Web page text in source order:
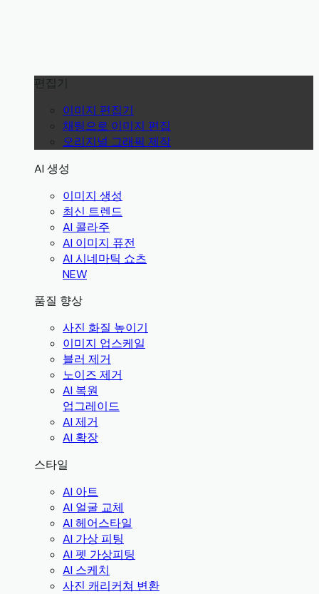
편집기
이미지 편집기
채팅으로 이미지 편집
오리지널 그래픽 제작
AI 생성
이미지 생성
최신 트렌드
AI 콜라주
AI 이미지 퓨전
AI 시네마틱 쇼츠
NEW
품질 향상
사진 화질 높이기
이미지 업스케일
블러 제거
노이즈 제거
AI 복원
업그레이드
AI 제거
AI 확장
스타일
AI 아트
AI 얼굴 교체
AI 헤어스타일
AI 가상 피팅
AI 펫 가상피팅
AI 스케치
사진 캐리커쳐 변환